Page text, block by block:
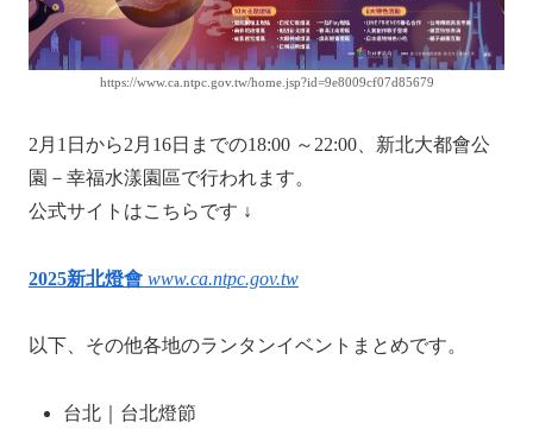
https://www.ca.ntpc.gov.tw/home.jsp?id=9e8009cf07d85679
2月1日から2月16日までの18:00 ～22:00、新北大都會公
園－幸福水漾園區で行われます。
公式サイトはこちらです ↓
2025新北燈會 www.ca.ntpc.gov.tw
以下、その他各地のランタンイベントまとめです。
台北｜台北燈節